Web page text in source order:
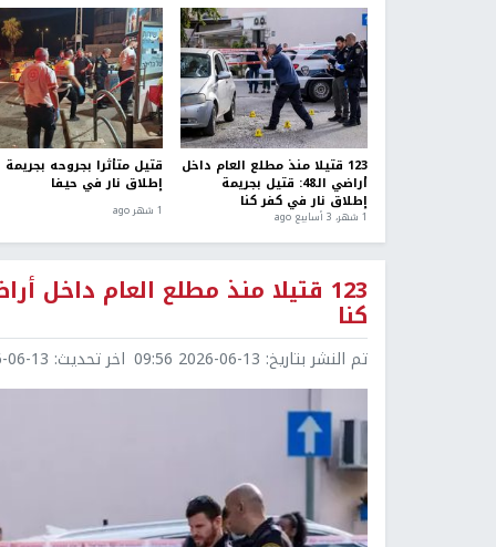
123 قتيلا منذ مطلع العام داخل
أراضي الـ48: قتيل بجريمة
إطلاق نار في كفر كنا
1 شهر، 3 أسابيع ago
قتيل متأثرا بجروحه بجريمة
إطلاق نار في حيفا
1 شهر ago
كنا
تم النشر بتاريخ: 2026-06-13 09:56 اخر تحديث: 13 09:56